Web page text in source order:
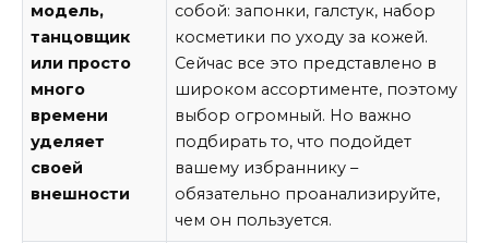
модель,
танцовщик
или просто
много
времени
уделяет
своей
внешности
собой: запонки, галстук, набор
косметики по уходу за кожей.
Сейчас все это представлено в
широком ассортименте, поэтому
выбор огромный. Но важно
подбирать то, что подойдет
вашему избраннику –
обязательно проанализируйте,
чем он пользуется.